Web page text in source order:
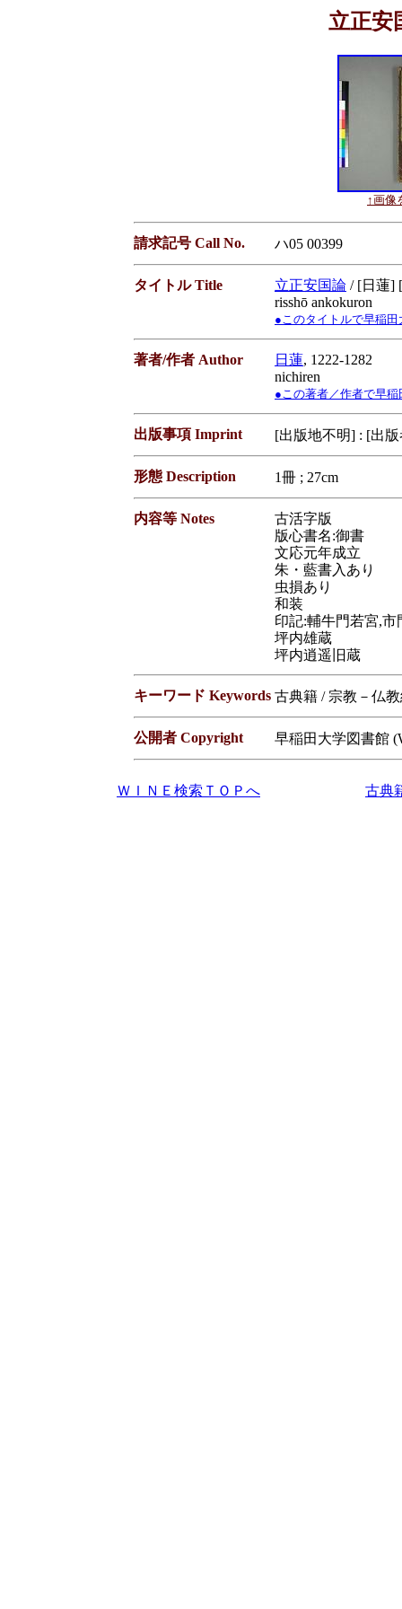
立正安
↑画像
請求記号 Call No. ハ05 00399
タイトル Title 立正安国論 / [日蓮]
risshō ankokuron
●このタイトルで早稲田
著者/作者 Author 日蓮, 1222-1282
nichiren
●この著者／作者で早稲
出版事項 Imprint [出版地不明] : [出
形態 Description 1冊 ; 27cm
内容等 Notes
古活字版
版心書名:御書
文応元年成立
朱・藍書入あり
虫損あり
和装
印記:輔牛門若宮,
坪内雄蔵
坪内逍遥旧蔵
キーワード Keywords 古典籍 / 宗教－仏
公開者 Copyright 早稲田大学図書館
ＷＩＮＥ検索ＴＯＰへ 古典